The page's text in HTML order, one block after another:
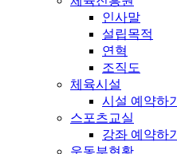
인사말
설립목적
연혁
조직도
체육시설
시설 예약하기
스포츠교실
강좌 예약하기
운동부현황